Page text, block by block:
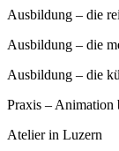
Ausbildung – die
Ausbildung – die
Ausbildung – die
Praxis – Animation
Atelier in Luzern